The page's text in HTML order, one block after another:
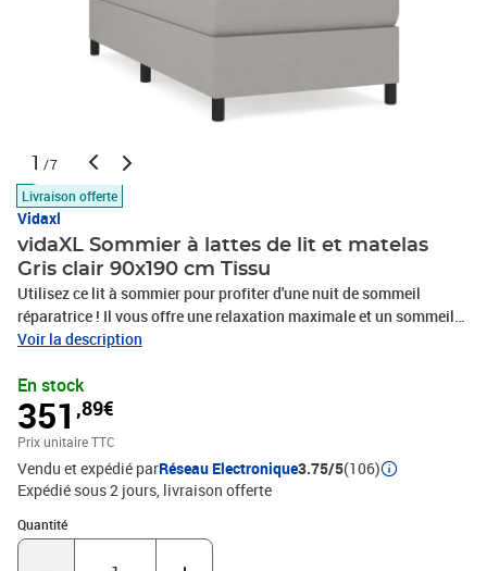
1 /7
Livraison offerte
Vidaxl
vidaXL Sommier à lattes de lit et matelas
Gris clair 90x190 cm Tissu
Utilisez ce lit à sommier pour profiter d'une nuit de sommeil
réparatrice ! Il vous offre une relaxation maximale et un sommeil
agréable. Tissu durable : le tissu présente un aspect simple et
est réglable en hauteur selon vos préférences. La tête de lit vous
offre un excellent soutien du dos lorsque vous êtes assis dans
votre lit pour lire ou regarder la télévision.Matelas à ressorts
ensachés : le ressort ensaché individuel intégré est connu pour sa
très haute qualité tout en assurant un haut niveau de durabilité et
d'adaptabilité. Il peut absorber efficacement le bruit et les chocs
causés par les sauts et les rotations.Support moyen-dur : ce
matelas de lit offre une stabilité accrue et juste le niveau de
Voir la description
En stock
351 ,89€
Prix unitaire TTC
Vendu et expédié parRéseau Electronique3.75/5(106)
Expédié sous 2 jours livraison offerte
Quantité
Quantité : 1